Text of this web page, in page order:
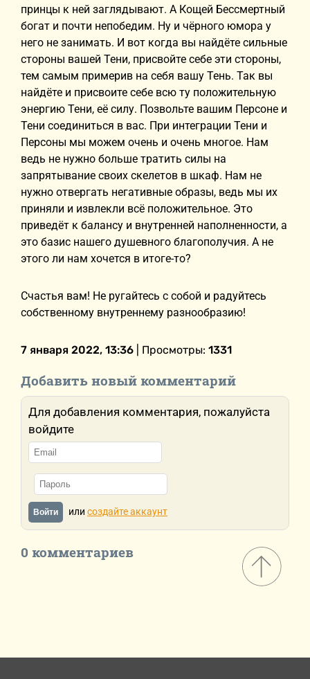
принцы к ней заглядывают. А Кощей Бессмертный
богат и почти непобедим. Ну и чёрного юмора у
него не занимать. И вот когда вы найдёте сильные
стороны вашей Тени, присвойте себе эти стороны,
тем самым примерив на себя вашу Тень. Так вы
найдёте и присвоите себе всю ту положительную
энергию Тени, её силу. Позвольте вашим Персоне и
Тени соединиться в вас. При интеграции Тени и
Персоны мы можем очень и очень многое. Нам
ведь не нужно больше тратить силы на
запрятывание своих скелетов в шкаф. Нам не
нужно отвергать негативные образы, ведь мы их
приняли и извлекли всё положительное. Это
приведёт к балансу и внутренней наполненности, а
это базис нашего душевного благополучия. А не
этого ли нам хочется в итоге-то?
Счастья вам! Не ругайтесь с собой и радуйтесь
собственному внутреннему разнообразию!
7 января 2022, 13:36 | Просмотры: 1331
Добавить новый комментарий
Для добавления комментария, пожалуйста
войдите
Войти или создайте аккаунт
0 комментариев